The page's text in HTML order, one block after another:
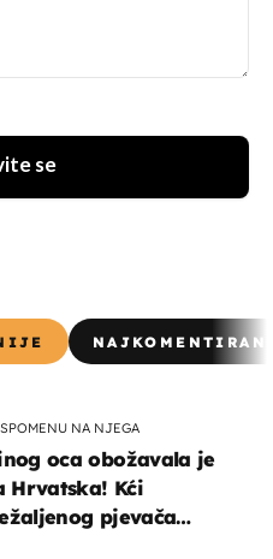
se
NA NJEGA
oca obožavala je
Hrvatska! Kći
pjevača